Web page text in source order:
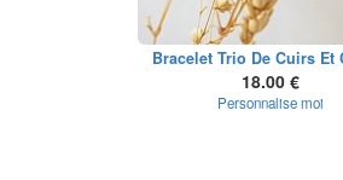
Bracelet Trio De Cuirs Et
18.00 €
Personnalise moi